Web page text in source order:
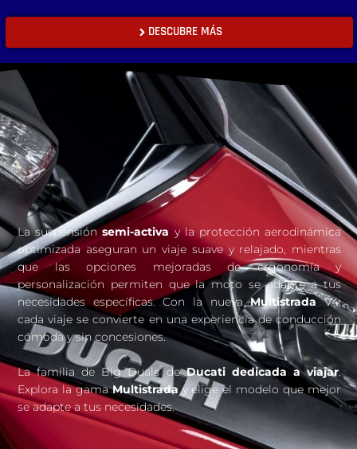
DESCUBRE MÁS
La suspensiónsemi-activay la protección aerodinámica
optimizada aseguran un viaje suave y relajado, mientras
que las opciones mejoradas de ergonomía y
personalización permiten que la moto se adapte a tus
necesidades específicas. Con la nuevaMultistradaV4,
cada viaje se convierte en una experiencia de conducción
cómoda y sin concesiones.
La familia de Big Duals deDucati dedicada a viajar.
Explora la gamaMultistraday elige el modelo que mejor
se adapte a tus necesidades.